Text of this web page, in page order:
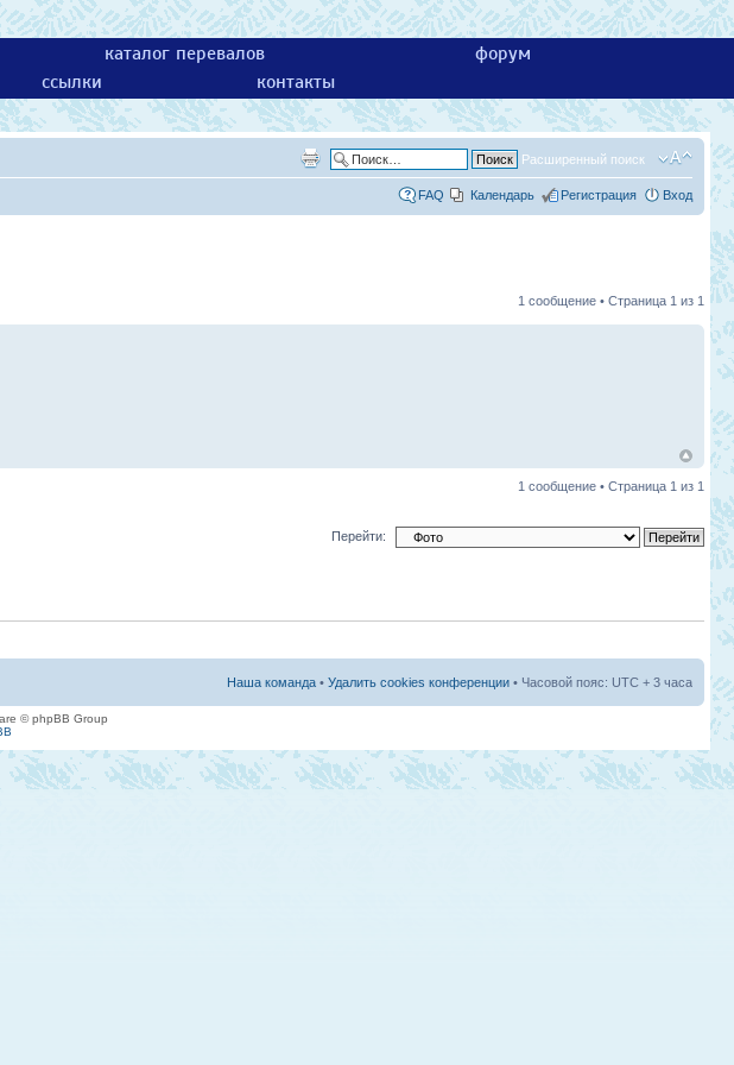
каталог перевалов
форум
ссылки контакты
Расширенный поиск
FAQ Календарь Регистрация Вход
1 сообщение • Страница 1 из 1
1 сообщение • Страница 1 из 1
Перейти:
Наша команда • Удалить cookies конференции • Часовой пояс: UTC + 3 часа
© phpBB Group